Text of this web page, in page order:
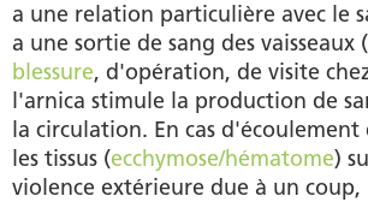
a une relation particulière avec le
a une sortie de sang des vaisseaux
blessure, d'opération, de visite
l'arnica stimule la production de
la circulation. En cas d'écoulement
les tissus (ecchymose/hématome)
violence extérieure due à un